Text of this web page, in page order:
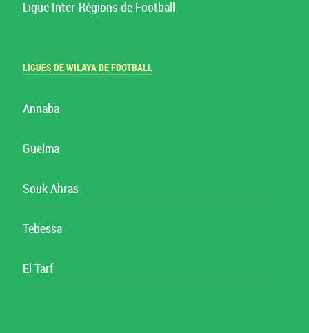
Ligue Inter-Régions de Football
LIGUES DE WILAYA DE FOOTBALL
Annaba
Guelma
Souk Ahras
Tebessa
El Tarf